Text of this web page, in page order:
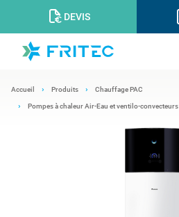
DEVIS
Accueil Produits Chauffage PAC
Pompes à chaleur Air-Eau et ventilo-convecteurs